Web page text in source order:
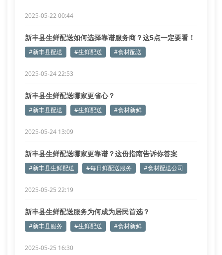
2025-05-22 00:44
新丰县生鲜配送如何选择靠谱服务商？这5点一定要看！
#新丰县配送 #生鲜配送 #食材配送
2025-05-24 22:53
新丰县生鲜配送哪家更省心？
#新丰县配送 #生鲜配送 #食材新鲜
2025-05-24 13:09
新丰县生鲜配送哪家更靠谱？这份指南告诉你答案
#新丰县生鲜配送 #每日鲜配送服务 #食材配送公司
2025-05-25 22:19
新丰县生鲜配送服务为何成为居民首选？
#新丰县服务 #生鲜配送 #食材新鲜
2025-05-25 16:30